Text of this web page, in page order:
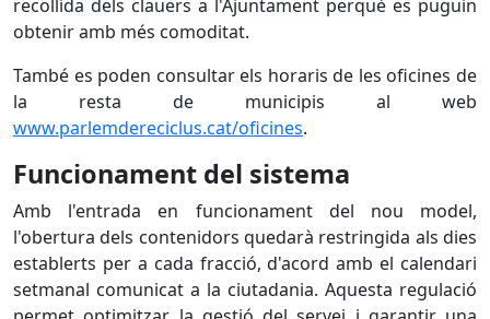
recollida dels clauers a l'Ajuntament perquè es puguin
obtenir amb més comoditat.
També es poden consultar els horaris de les oficines de
la resta de municipis al web
www.parlemdereciclus.cat/oficines.
Funcionament del sistema
Amb l'entrada en funcionament del nou model,
l'obertura dels contenidors quedarà restringida als dies
establerts per a cada fracció, d'acord amb el calendari
setmanal comunicat a la ciutadania. Aquesta regulació